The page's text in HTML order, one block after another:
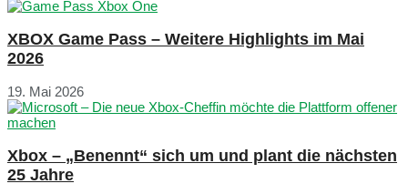
XBOX Game Pass – Weitere Highlights im Mai
2026
19. Mai 2026
Xbox – „Benennt“ sich um und plant die nächsten
25 Jahre